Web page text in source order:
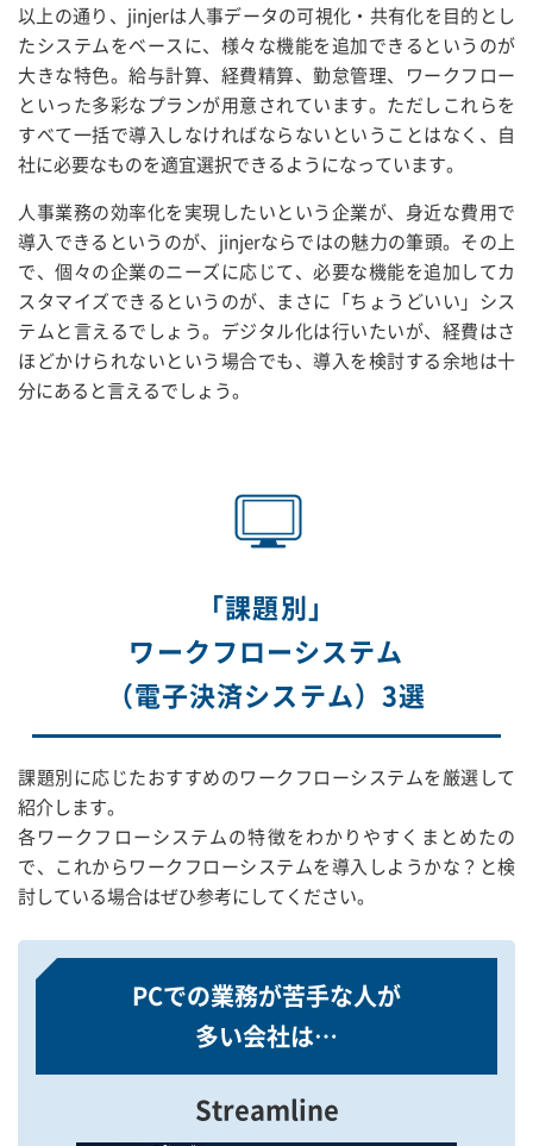
以上の通り、jinjerは人事データの可視化・共有化を目的とし
たシステムをベースに、様々な機能を追加できるというのが
大きな特色。給与計算、経費精算、勤怠管理、ワークフロー
といった多彩なプランが用意されています。ただしこれらを
すべて一括で導入しなければならないということはなく、自
社に必要なものを適宜選択できるようになっています。
人事業務の効率化を実現したいという企業が、身近な費用で
導入できるというのが、jinjerならではの魅力の筆頭。その上
で、個々の企業のニーズに応じて、必要な機能を追加してカ
スタマイズできるというのが、まさに「ちょうどいい」シス
テムと言えるでしょう。デジタル化は行いたいが、経費はさ
ほどかけられないという場合でも、導入を検討する余地は十
分にあると言えるでしょう。
「課題別」
ワークフローシステム
（電子決済システム）3選
課題別に応じたおすすめのワークフローシステムを厳選して
紹介します。
各ワークフローシステムの特徴をわかりやすくまとめたの
で、これからワークフローシステムを導入しようかな？と検
討している場合はぜひ参考にしてください。
PCでの業務が苦手な人が
多い会社は…
Streamline